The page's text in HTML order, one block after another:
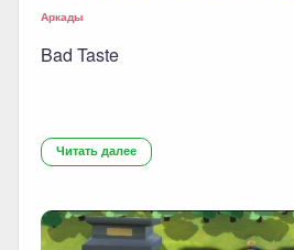
Аркады
Bad Taste
Читать далее